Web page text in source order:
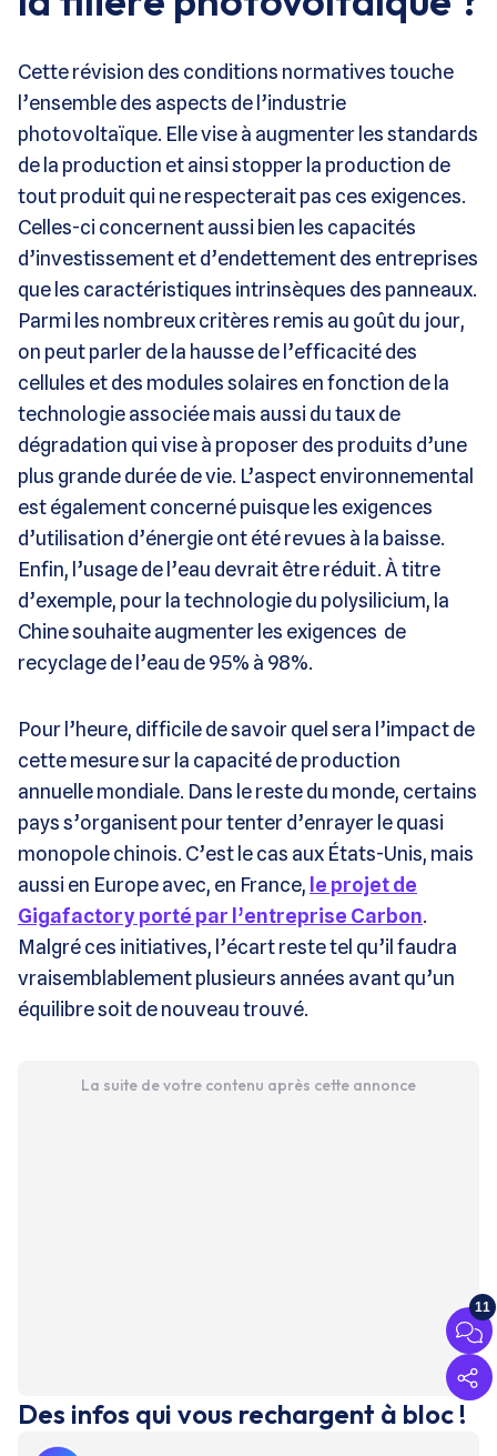
Cette révision des conditions normatives touche
l’ensemble des aspects de l’industrie
photovoltaïque. Elle vise à augmenter les standards
de la production et ainsi stopper la production de
tout produit qui ne respecterait pas ces exigences.
Celles-ci concernent aussi bien les capacités
d’investissement et d’endettement des entreprises
que les caractéristiques intrinsèques des panneaux.
Parmi les nombreux critères remis au goût du jour,
on peut parler de la hausse de l’efficacité des
cellules et des modules solaires en fonction de la
technologie associée mais aussi du taux de
dégradation qui vise à proposer des produits d’une
plus grande durée de vie. L’aspect environnemental
est également concerné puisque les exigences
d’utilisation d’énergie ont été revues à la baisse.
Enfin, l’usage de l’eau devrait être réduit. À titre
d’exemple, pour la technologie du polysilicium, la
Chine souhaite augmenter les exigences de
recyclage de l’eau de 95% à 98%.
Pour l’heure, difficile de savoir quel sera l’impact de
cette mesure sur la capacité de production
annuelle mondiale. Dans le reste du monde, certains
pays s’organisent pour tenter d’enrayer le quasi
monopole chinois. C’est le cas aux États-Unis, mais
aussi en Europe avec, en France, le projet de
Gigafactory porté par l’entreprise Carbon.
Malgré ces initiatives, l’écart reste tel qu’il faudra
vraisemblablement plusieurs années avant qu’un
équilibre soit de nouveau trouvé.
La suite de votre contenu après cette annonce
11
Des infos qui vous rechargent à bloc !